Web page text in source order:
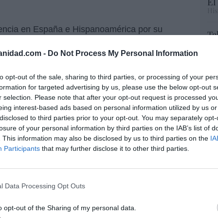
- Do Not Process My Personal Information
opt-out of the sale, sharing to third parties, or processing of your
for targeted advertising by us, please use the below opt-out
selection. Please note that after your opt-out request is processed
interest-based ads based on personal information utilized by us
to third parties prior to your opt-out. You may separately
of your personal information by third parties on the IAB’s list of
This information may also be disclosed by us to third parties on the
Participants that may further disclose it to other third parties.
Data Processing Opt Outs
opt-out of the Sharing of my personal data.
en España e Hispanoamérica por su
empresarial.
Empresas y Líderes se elabora a partir
el que participan directivos, expertos del
periodistas económicos, académicos,
y ciudadanos, entre otros perfiles.
teniendo en cuenta criterios como los
de innovación, la gestión del talento, el
corporativa.
POR:MERCADONA